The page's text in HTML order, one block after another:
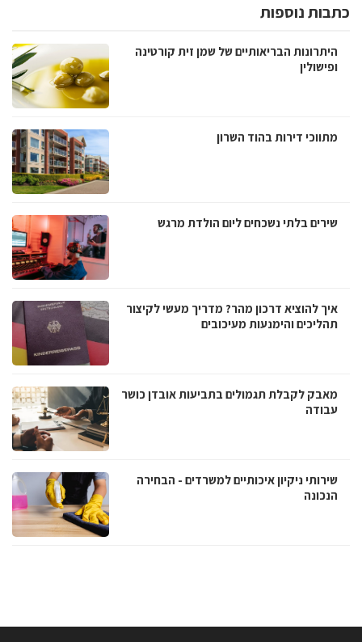
כתבות נוספות
היתרונות הבריאותיים של שמן זית קורטינה
ופישולין
מתווכי דירות בהוד השרון
שירים בלתי נשכחים ליום הולדת מרגש
איך להוציא דרכון מהר? מדריך מעשי לקיצור
תהליכים והימנעות מעיכובים
מאבק לקבלת תגמולים בתביעות אובדן כושר
עבודה
שירותי ניקיון איכותיים למשרדים - הבחירה
הנכונה